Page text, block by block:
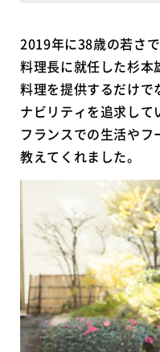
2019年に38歳の若さ
料理長に就任した杉本
料理を提供するだけで
ナビリティを追求し
フランスでの生活や
教えてくれました。